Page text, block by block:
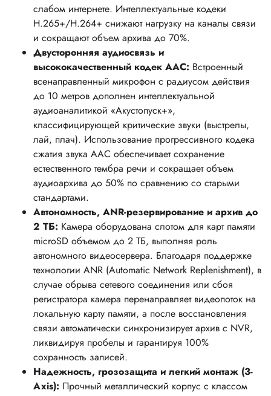
слабом интернете. Интеллектуальные кодеки
H.265+/H.264+ снижают нагрузку на каналы связи
и сокращают объем архива до 70%.
Двусторонняя аудиосвязь и
высококачественный кодек AAC: Встроенный
всенаправленный микрофон с радиусом действия
до 10 метров дополнен интеллектуальной
аудиоаналитикой «Акустопуск+»,
классифицирующей критические звуки (выстрелы,
лай, плач). Использование прогрессивного кодека
сжатия звука AAC обеспечивает сохранение
естественного тембра речи и сокращает объем
аудиоархива до 50% по сравнению со старыми
стандартами.
Автономность, ANR-резервирование и архив до
2 ТБ: Камера оборудована слотом для карт памяти
microSD объемом до 2 ТБ, выполняя роль
автономного видеосервера. Благодаря поддержке
технологии ANR (Automatic Network Replenishment), в
случае обрыва сетевого соединения или сбоя
регистратора камера перенаправляет видеопоток на
локальную карту памяти, а после восстановления
связи автоматически синхронизирует архив с NVR,
ликвидируя пробелы и гарантируя 100%
сохранность записей.
Надежность, грозозащита и легкий монтаж (3-
Axis): Прочный металлический корпус с классом